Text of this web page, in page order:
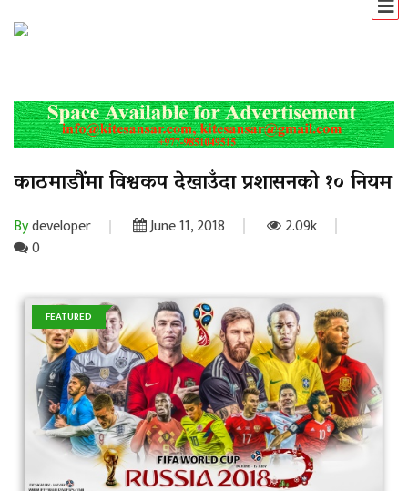
काठमाडौंमा विश्वकप देखाउँदा प्रशासनको १० नियम
Bydeveloper June 11, 2018
2.09k
0
FEATURED